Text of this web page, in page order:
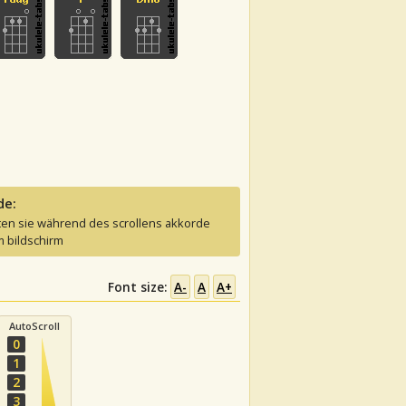
sie während des scrollens akkorde
bildschirm
Font size: A- A A+
AutoScroll
0
1
2
3